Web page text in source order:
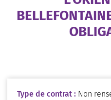
Type de contrat : Non